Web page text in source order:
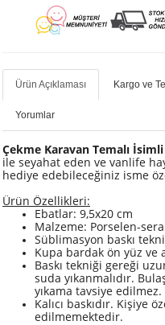
Ürün Açıklaması Kargo ve
Yorumlar
Çekme Karavan Temalı
ile seyahat eden ve vanlife
hediye edebileceğiniz isme
Ürün Özellikleri:
Ebatlar: 9,5x20 cm
Malzeme: Porselen-
Süblimasyon baskı
Kupa bardak ön yüz ve
Baskı tekniği gereği
suda yıkanmalıdır.
yıkama tavsiye edilmez.
​Kalıcı baskıdır. Kişiye
edilmemektedir.